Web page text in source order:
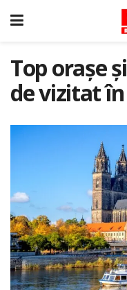
Top orașe
de vizitat